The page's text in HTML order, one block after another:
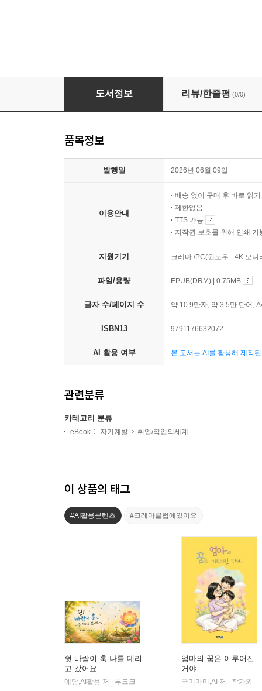
반도체 장비 필드엔지니어
도서정보 리뷰/한줄평 (0/0)
품목정보
발행일 2026년 06월 09일
이용안내
배송 없이 구매 후 바로 읽기
제한없음
TTS 가능
저작권 보호를 위해 인쇄 기
지원기기 크레마 /PC(윈도우 - 4K 모
파일/용량 EPUB(DRM) | 0.75MB
글자 수/페이지 수 약 10.9만자, 약 3.5만 단어,
ISBN13 9791176632072
AI 활용 여부 본 도서는 AI를 활용해 제작
관련분류
카테고리 분류
eBook 자기계발 취업/직업의세계
이 상품의 태그
#AI활용콘텐츠 #크레마클럽에있어요
쉿 바람이 훅 나를 데리
고 갔어요
예당,AI활용 저
부크크
엄마의 꿈은 이루어진
거야
극미마미,AI 저
작가와